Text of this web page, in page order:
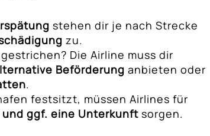
stehen dir je nach Strecke
zu.
Die Airline muss dir
Beförderung anbieten oder
.
festsitzt, müssen Airlines für
und ggf. eine Unterkunft sorgen.